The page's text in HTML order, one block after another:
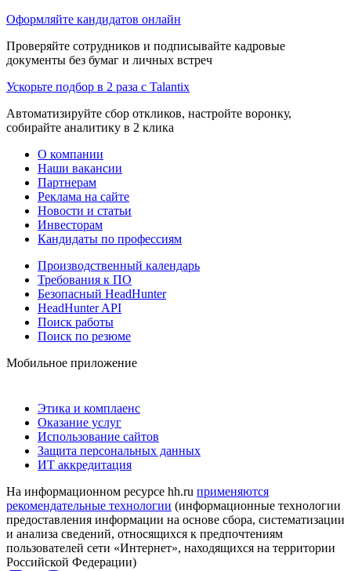
Оформляйте кандидатов онлайн
Проверяйте сотрудников и подписывайте кадровые
документы без бумаг и личных встреч
Ускорьте подбор в 2 раза с Talantix
Автоматизируйте сбор откликов, настройте воронку,
собирайте аналитику в 2 клика
О компании
Наши вакансии
Партнерам
Реклама на сайте
Новости и статьи
Инвесторам
Кандидаты по профессиям
Производственный календарь
Требования к ПО
Безопасный HeadHunter
HeadHunter API
Поиск работы
Поиск по резюме
Мобильное приложение
Этика и комплаенс
Оказание услуг
Использование сайтов
Защита персональных данных
ИТ аккредитация
На информационном ресурсе hh.ru применяются
рекомендательные технологии (информационные технологии
предоставления информации на основе сбора, систематизации
и анализа сведений, относящихся к предпочтениям
пользователей сети «Интернет», находящихся на территории
Российской Федерации)